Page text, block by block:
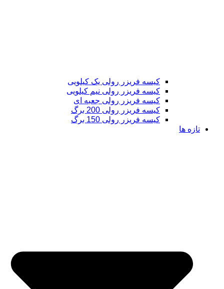
کیسه فریزر رولی یک کیلویی
کیسه فریزر رولی نیم کیلویی
کیسه فریزر رولی جعبه ای
کیسه فریزر رولی 200 برگ
کیسه فریزر رولی 150 برگ
تازه ها